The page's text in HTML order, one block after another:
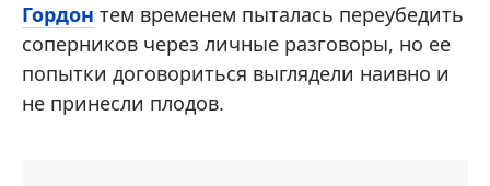
Гордон тем временем пыталась переубедить
соперников через личные разговоры, но ее
попытки договориться выглядели наивно и
не принесли плодов.